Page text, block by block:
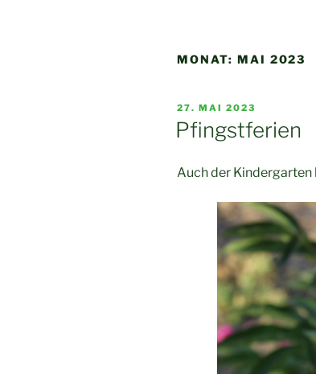
MONAT: MAI 2023
VERÖFFENTLICHT
AM
27. MAI 2023
Pfingstferien
Auch der Kindergarten